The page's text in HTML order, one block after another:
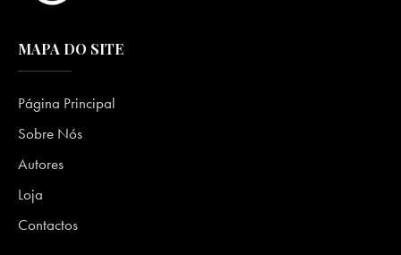
MAPA DO SITE
Página Principal
Sobre Nós
Autores
Loja
Contactos